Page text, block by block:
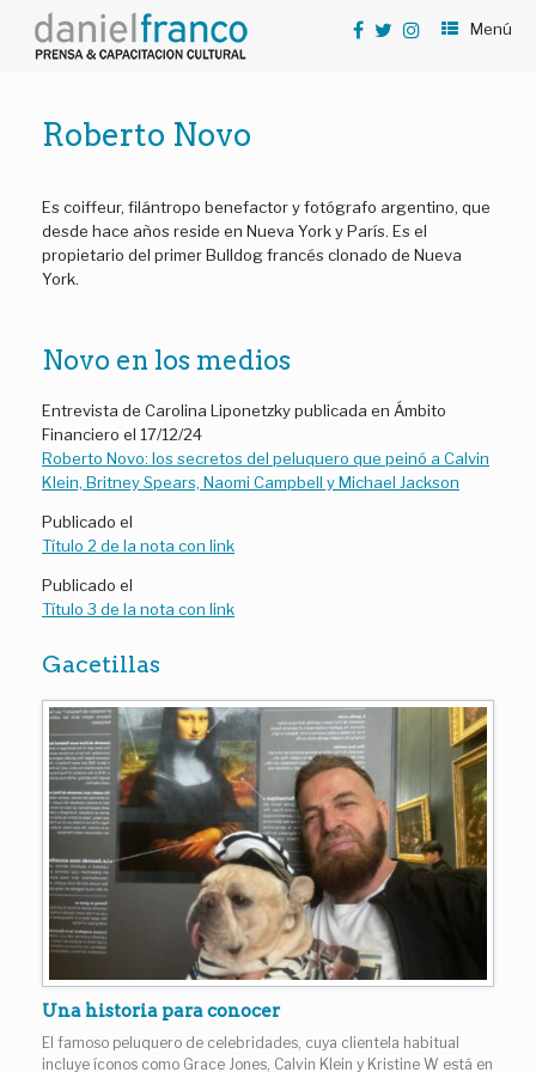
contenido
Menú
Roberto Novo
Es coiffeur, filántropo benefactor y fotógrafo argentino, que
desde hace años reside en Nueva York y París. Es el
propietario del primer Bulldog francés clonado de Nueva
York.
Novo en los medios
Entrevista de Carolina Liponetzky publicada en Ámbito
Financiero el 17/12/24
Roberto Novo: los secretos del peluquero que peinó a Calvin
Klein, Britney Spears, Naomi Campbell y Michael Jackson
Publicado el
Título 2 de la nota con link
Publicado el
Título 3 de la nota con link
Gacetillas
Una historia para conocer
El famoso peluquero de celebridades, cuya clientela habitual
incluye íconos como Grace Jones, Calvin Klein y Kristine W está en